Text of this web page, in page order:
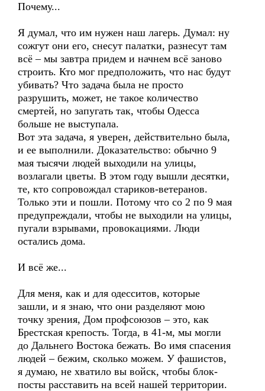
Почему...
Я думал, что им нужен наш лагерь. Думал: ну
сожгут они его, снесут палатки, разнесут там
всё – мы завтра придем и начнем всё заново
строить. Кто мог предположить, что нас будут
убивать? Что задача была не просто
разрушить, может, не такое количество
смертей, но запугать так, чтобы Одесса
больше не выступала.
Вот эта задача, я уверен, действительно была,
и ее выполнили. Доказательство: обычно 9
мая тысячи людей выходили на улицы,
возлагали цветы. В этом году вышли десятки,
те, кто сопровождал стариков-ветеранов.
Только эти и пошли. Потому что со 2 по 9 мая
предупреждали, чтобы не выходили на улицы,
пугали взрывами, провокациями. Люди
остались дома.
И всё же...
Для меня, как и для одесситов, которые
зашли, и я знаю, что они разделяют мою
точку зрения, Дом профсоюзов – это, как
Брестская крепость. Тогда, в 41-м, мы могли
до Дальнего Востока бежать. Во имя спасения
людей – бежим, сколько можем. У фашистов,
я думаю, не хватило вы войск, чтобы блок-
посты расставить на всей нашей территории.